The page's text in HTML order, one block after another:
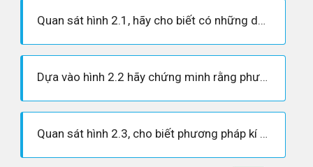
Quan sát hình 2.1, hãy cho biết có những dạng kí hiệu nào?
Dựa vào hình 2.2 hãy chứng minh rằng phương pháp kí hiệu không những chỉ nêu được tên và vị trí mà còn thể hiện được cả chất lượng của các đối tượng trên bản đồ?
Quan sát hình 2.3, cho biết phương pháp kí hiệu đường chuyển động biểu hiện được những đặc điểm nào của gió và bão trên bản đồ ?